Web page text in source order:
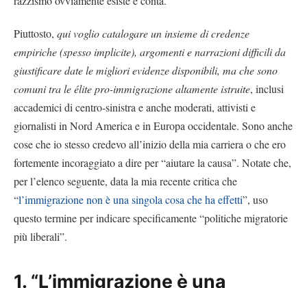
Piuttosto, qui voglio catalogare un insieme di credenze
empiriche (spesso implicite), argomenti e narrazioni difficili da
giustificare date le migliori evidenze disponibili, ma che sono
comuni tra le élite pro-immigrazione altamente istruite, inclusi
accademici di centro-sinistra e anche moderati, attivisti e
giornalisti in Nord America e in Europa occidentale. Sono anche
cose che io stesso credevo all’inizio della mia carriera o che ero
fortemente incoraggiato a dire per “aiutare la causa”. Notate che,
per l’elenco seguente, data la mia recente critica che
“l’immigrazione non è una singola cosa che ha effetti”, uso
questo termine per indicare specificamente “politiche migratorie
più liberali”.
1. “L’immigrazione è una